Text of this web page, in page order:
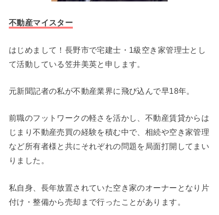
不動産マイスター
はじめまして！長野市で宅建士・1級空き家管理士とし
て活動している笠井美英と申します。
元新聞記者の私が不動産業界に飛び込んで早18年。
前職のフットワークの軽さを活かし、不動産賃貸からは
じまり不動産売買の経験を積む中で、相続や空き家管理
など所有者様と共にそれぞれの問題を局面打開してまい
りました。
私自身、長年放置されていた空き家のオーナーとなり片
付け・整備から売却まで行ったことがあります。